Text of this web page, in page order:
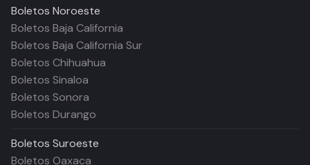
Boletos Noroeste
Boletos Baja California
Boletos Baja California Sur
Boletos Chihuahua
Boletos Sinaloa
Boletos Sonora
Boletos Durango
Boletos Suroeste
Boletos Oaxaca